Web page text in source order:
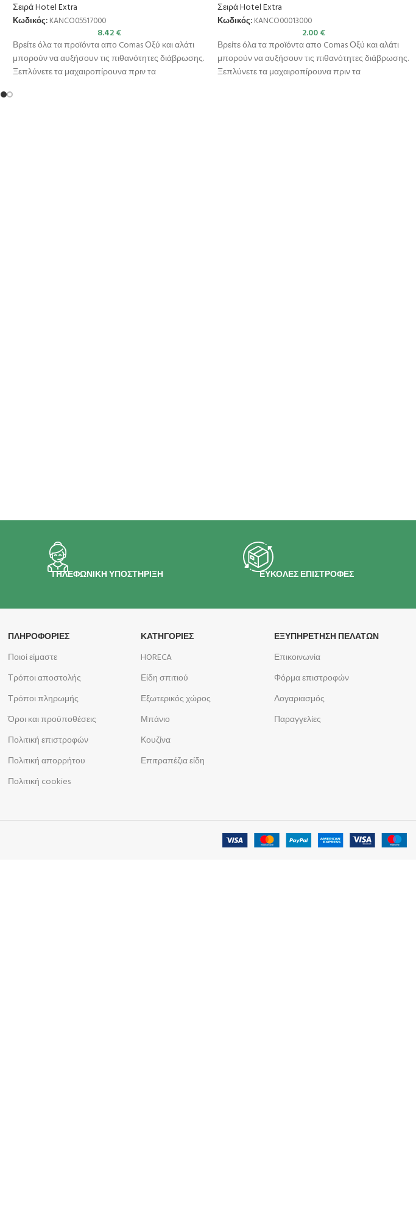
Σειρά Hotel Extra
Κωδικός: KANCO05517000
8.42€
Βρείτε όλα τα προϊόντα απο Comas Οξύ και αλάτι
μπορούν να αυξήσουν τις πιθανότητες διάβρωσης.
Ξεπλύνετε τα μαχαιροπίρουνα πριν τα
Σειρά Hotel Extra
Κωδικός: KANCO00013000
2.00€
Βρείτε όλα τα προϊόντα απο Comas Οξύ και αλάτι
μπορούν να αυξήσουν τις πιθανότητες διάβρωσης.
Ξεπλύνετε τα μαχαιροπίρουνα πριν τα
ΤΗΛΕΦΩΝΙΚΗ ΥΠΟΣΤΗΡΙΞΗ ΕΥΚΟΛΕΣ ΕΠΙΣΤΡΟΦΕΣ
ΠΛΗΡΟΦΟΡΊΕΣ
Ποιοί είμαστε
Τρόποι αποστολής
Τρόποι πληρωμής
Όροι και προϋποθέσεις
Πολιτική επιστροφών
Πολιτική απορρήτου
Πολιτική cookies
ΚΑΤΗΓΟΡΙΕΣ
HORECA
Είδη σπιτιού
Εξωτερικός χώρος
Μπάνιο
Κουζίνα
Επιτραπέζια είδη
ΕΞΥΠΗΡΕΤΗΣΗ ΠΕΛΑΤΩΝ
Επικοινωνία
Φόρμα επιστροφών
Λογαριασμός
Παραγγελίες